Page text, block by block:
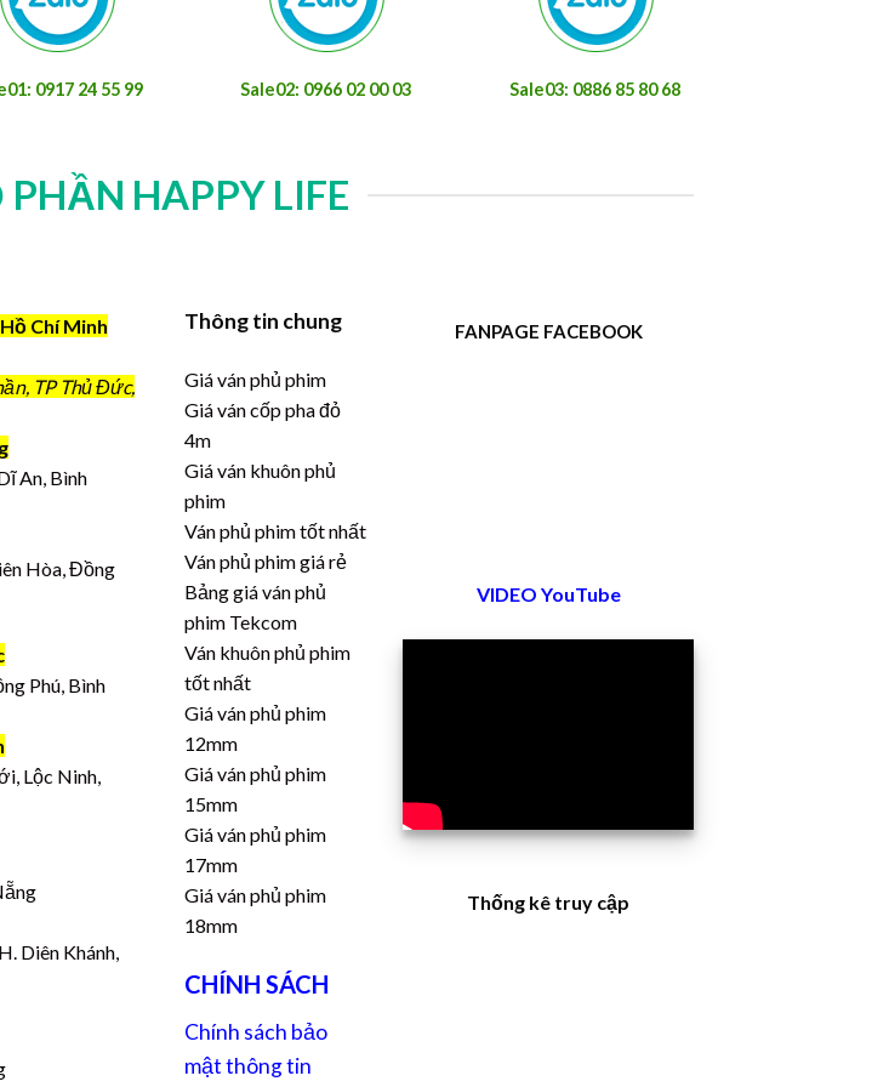
0917 24 55 99 Sale02: 0966 02 00 03 Sale03: 0886 85 80 68
PHẦN HAPPY LIFE
Chí Minh
TP Thủ Đức,
An, Bình
Hòa, Đồng
Phú, Bình
Lộc Ninh,
Diên Khánh,
Thông tin chung
Giá ván phủ phim
Giá ván cốp pha đỏ
4m
Giá ván khuôn phủ
phim
Ván phủ phim tốt nhất
Ván phủ phim giá rẻ
Bảng giá ván phủ
phim Tekcom
Ván khuôn phủ phim
tốt nhất
Giá ván phủ phim
12mm
Giá ván phủ phim
15mm
Giá ván phủ phim
17mm
Giá ván phủ phim
18mm
CHÍNH SÁCH
Chính sách bảo
mật thông tin
FANPAGE FACEBOOK
VIDEO YouTube
Thống kê truy cập